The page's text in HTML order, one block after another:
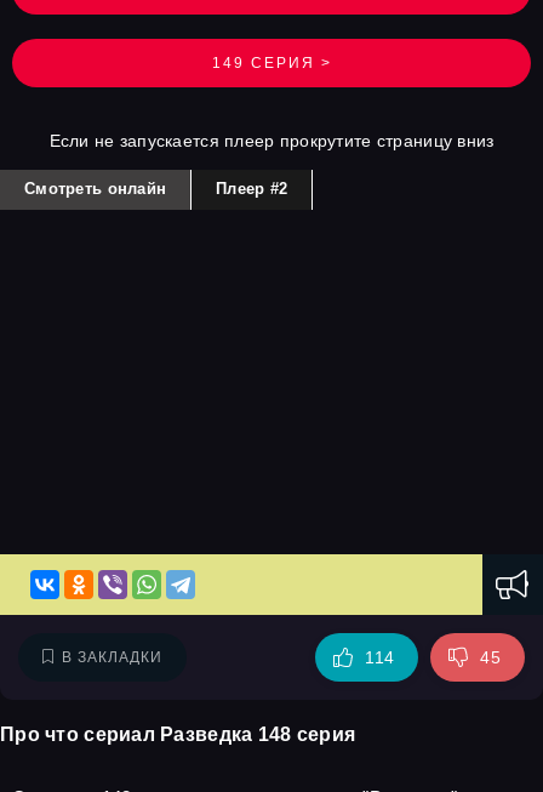
149 СЕРИЯ >
Если не запускается плеер прокрутите страницу вниз
Смотреть онлайн Плеер #2
В ЗАКЛАДКИ 114 45
Про что сериал Разведка 148 серия